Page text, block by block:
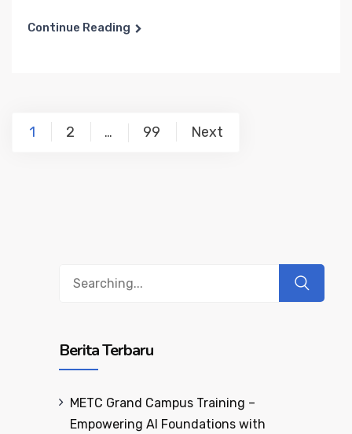
Continue Reading
Posts
1 2 … 99 Next
Berita Terbaru
METC Grand Campus Training –
Empowering AI Foundations with